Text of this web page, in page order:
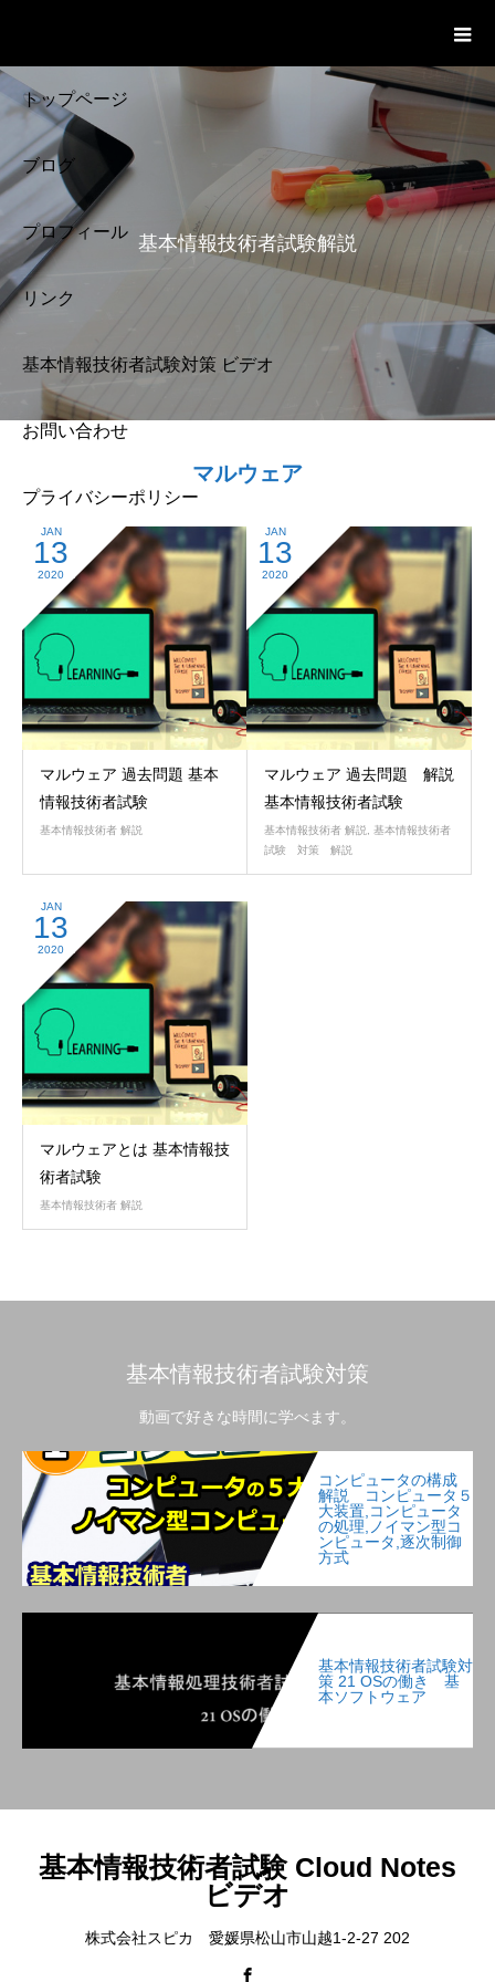
トップページ
ブログ
プロフィール
リンク
基本情報技術者試験対策 ビデオ
お問い合わせ
プライバシーポリシー
基本情報技術者試験解説
マルウェア
JAN
13
2020
マルウェア 過去問題 基本
情報技術者試験
基本情報技術者 解説
JAN
13
2020
マルウェア 過去問題 解説
基本情報技術者試験
基本情報技術者 解説
基本情報技術者
試験 対策 解説
JAN
13
2020
マルウェアとは 基本情報技
術者試験
基本情報技術者 解説
基本情報技術者試験対策
動画で好きな時間に学べます。
コンピュータの構成
解説 コンピュータ５
大装置,コンピュータ
の処理,ノイマン型コ
ンピュータ,逐次制御
方式
基本情報技術者試験対
策 21 OSの働き 基
本ソフトウェア
基本情報技術者試験 Cloud Notes
ビデオ
株式会社スピカ 愛媛県松山市山越1-2-27 202